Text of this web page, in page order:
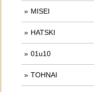
MISEI
HATSKI
01u10
TOHNAI